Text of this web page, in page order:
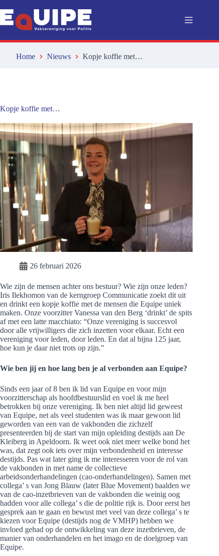
naar
de
inhoud
Home Nieuws Kopje koffie met…
Kopje koffie met…
26 februari 2026
Wie zijn de mensen achter ons bestuur? Wie zijn onze leden?
Iris Ilekhomon van de kerngroep Communicatie zoekt dit uit
en drinkt een kopje koffie met de mensen die Equipe uniek
maken. Onze voorzitter Vanessa van den Berg ‘drinkt’ de spits
af met een latte macchiato: “Onze vereniging is succesvol
door alle vrijwilligers die zich inzetten voor elkaar. Echt een
vereniging voor leden, door leden. En dat al bijna 125 jaar,
hoe kun je daar niet trots op zijn.”
Wie ben jij en hoe lang ben je al verbonden aan Equipe?
Sinds een jaar of 8 ben ik lid van Equipe en voor mijn
voorzitterschap als hoofdbestuurslid en voel ik me heel
betrokken bij onze vereniging. Ik ben niet altijd lid geweest
van Equipe, net als veel studenten was ik maar gewoon lid
geworden van een van de vakbonden die zichzelf
presenteerden bij de start van mijn opleiding destijds aan De
Kleiberg in Apeldoorn. Ik weet ook niet meer welke bond het
was, dat zegt ook iets over mijn verbondenheid en interesse
destijds. Pas wat later ging ik me interesseren voor de rol van
de vakbonden in met name de collectieve
arbeidsonderhandelingen (cao-onderhandelingen). Samen met
collega’ s van Jong Blauw (later Blue Movement) baalden we
van de cao-inzetbrieven van de vakbonden die weinig oog
hadden voor alle collega’ s die de politie rijk is. Door eerst het
gesprek aan te gaan en bewust met veel van deze collega’ s te
kiezen voor Equipe (destijds nog de VMHP) hebben we
invloed gehad op de ontwikkeling van deze inzetbrieven, de
manier van onderhandelen en het imago en de doelgroep van
Equipe.